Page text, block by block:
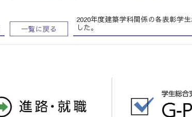
一覧に戻る
2020年度建築学科関係の各表彰学
した。